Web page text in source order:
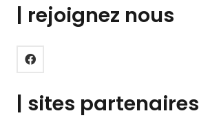
| rejoignez nous
| sites partenaires